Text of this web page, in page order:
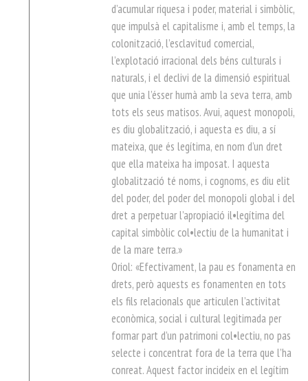
d’acumular riquesa i poder, material i simbòlic,
que impulsà el capitalisme i, amb el temps, la
colonització, l’esclavitud comercial,
l’explotació irracional dels béns culturals i
naturals, i el declivi de la dimensió espiritual
que unia l’ésser humà amb la seva terra, amb
tots els seus matisos. Avui, aquest monopoli,
es diu globalització, i aquesta es diu, a sí
mateixa, que és legítima, en nom d’un dret
que ella mateixa ha imposat. I aquesta
globalització té noms, i cognoms, es diu elit
del poder, del poder del monopoli global i del
dret a perpetuar l’apropiació il•legítima del
capital simbòlic col•lectiu de la humanitat i
de la mare terra.»
Oriol: «Efectivament, la pau es fonamenta en
drets, però aquests es fonamenten en tots
els fils relacionals que articulen l’activitat
econòmica, social i cultural legitimada per
formar part d’un patrimoni col•lectiu, no pas
selecte i concentrat fora de la terra que l’ha
conreat. Aquest factor incideix en el legítim